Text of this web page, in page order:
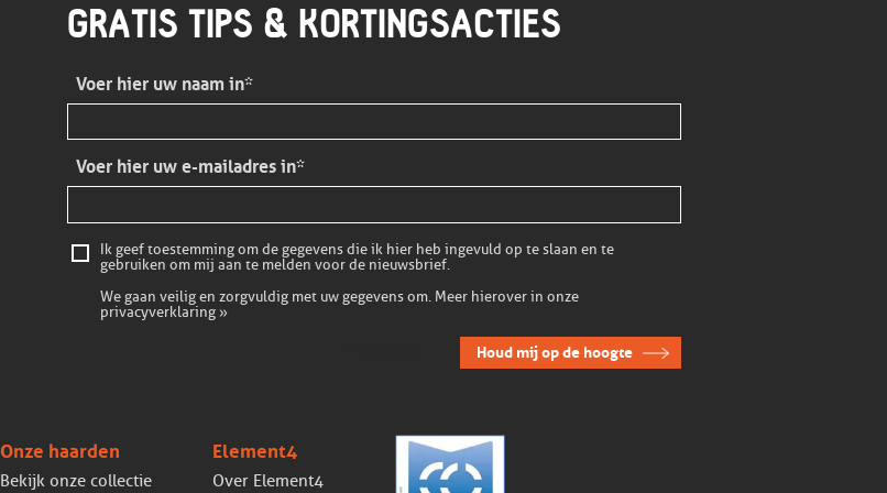
GRATIS TIPS & KORTINGSACTIES
Voer hier uw naam in*
Voer hier uw e-mailadres in*
Ik geef toestemming om de gegevens die ik hier heb ingevuld op te slaan en te
gebruiken om mij aan te melden voor de nieuwsbrief.
We gaan veilig en zorgvuldig met uw gegevens om. Meer hierover in onze
privacyverklaring »
Houd mij op de hoogte
Onze haarden
Bekijk onze collectie
Element4
Over Element4